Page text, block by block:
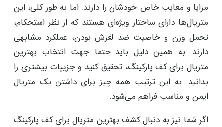
مزایا و معایب خاص خودشان را دارند. اما به طور کلی، این
متریال‌ها دارای ساختار ویژه‌ای هستند که از نظر استحکام،
تحمل وزن و خاصیت ضد لغزش بودن، عملکرد مشابهی
دارند. به همین دلیل باید حتما جهت انتخاب بهترین
متریال برای کف پارکینگ، تحقیق کنید و جزییات بیشتری را
بدانید. به این ترتیب همه چیز برای داشتن یک متریال
ایمن و مناسب فراهم می‌شود.
اگر شما نیز به دنبال کشف بهترین متریال برای کف پارکینگ